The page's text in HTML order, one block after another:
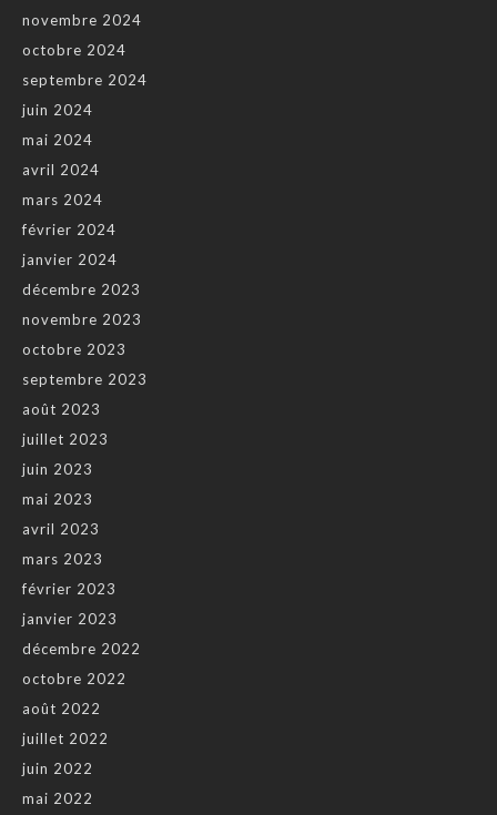
novembre 2024
octobre 2024
septembre 2024
juin 2024
mai 2024
avril 2024
mars 2024
février 2024
janvier 2024
décembre 2023
novembre 2023
octobre 2023
septembre 2023
août 2023
juillet 2023
juin 2023
mai 2023
avril 2023
mars 2023
février 2023
janvier 2023
décembre 2022
octobre 2022
août 2022
juillet 2022
juin 2022
mai 2022